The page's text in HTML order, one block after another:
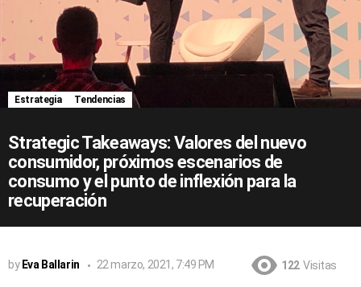
Estrategia Tendencias
Strategic Takeaways: Valores del nuevo
consumidor, próximos escenarios de
consumo y el punto de inflexión para la
recuperación
by Eva Ballarin 22 marzo, 2021, 7:49 PM 122 Visitas